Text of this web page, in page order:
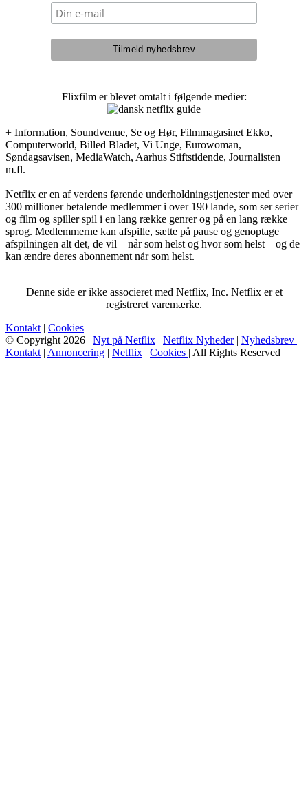
Flixfilm er blevet omtalt i følgende medier:
+ Information, Soundvenue, Se og Hør, Filmmagasinet Ekko,
Computerworld, Billed Bladet, Vi Unge, Eurowoman,
Søndagsavisen, MediaWatch, Aarhus Stiftstidende, Journalisten
m.fl.
Netflix er en af verdens førende underholdningstjenester med over
300 millioner betalende medlemmer i over 190 lande, som ser serier
og film og spiller spil i en lang række genrer og på en lang række
sprog. Medlemmerne kan afspille, sætte på pause og genoptage
afspilningen alt det, de vil – når som helst og hvor som helst – og de
kan ændre deres abonnement når som helst.
Denne side er ikke associeret med Netflix, Inc. Netflix er et
registreret varemærke.
Kontakt | Cookies
© Copyright 2026 | Nyt på Netflix | Netflix Nyheder| Nyhedsbrev |
Kontakt | Annoncering | Netflix | Cookies | All Rights Reserved